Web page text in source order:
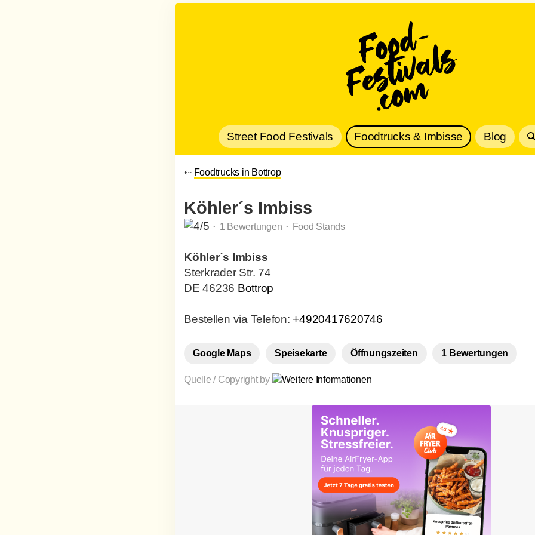
Street Food Festivals Foodtrucks & Imbisse Blog
⇠ Foodtrucks in Bottrop
Köhler´s Imbiss
⬝ 1 Bewertungen ⬝ Food Stands
Köhler´s Imbiss
Sterkrader Str. 74
DE 46236 Bottrop
Bestellen via Telefon: +4920417620746
Google Maps Speisekarte Öffnungszeiten 1 Bewertungen
Quelle / Copyright by